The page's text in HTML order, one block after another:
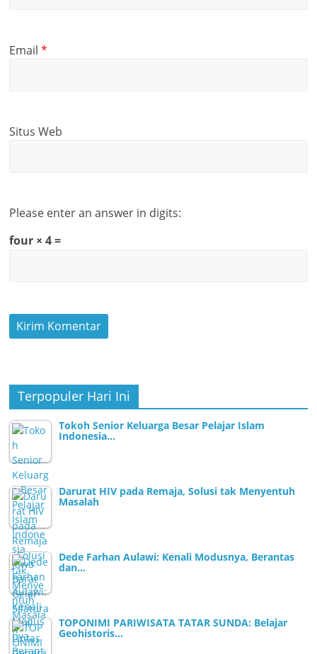
Email*
Situs Web
Please enter an answer in digits:
four × 4 =
Terpopuler Hari Ini
Tokoh Senior Keluarga Besar Pelajar Islam
Indonesia…
Darurat HIV pada Remaja, Solusi tak Menyentuh
Masalah
Dede Farhan Aulawi: Kenali Modusnya, Berantas
dan…
TOPONIMI PARIWISATA TATAR SUNDA: Belajar
Geohistoris…